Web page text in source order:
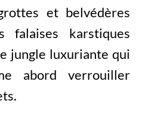
et belvédères
falaises karstiques
jungle luxuriante qui
abord verrouiller